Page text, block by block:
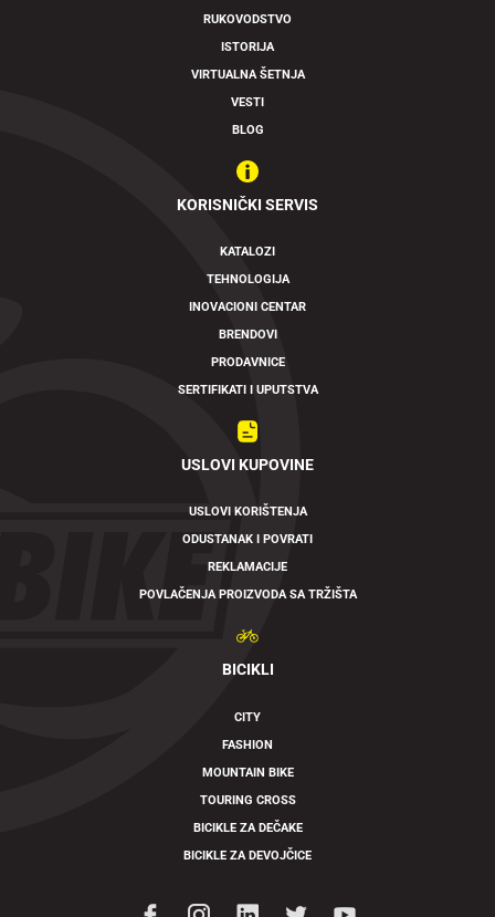
RUKOVODSTVO
ISTORIJA
VIRTUALNA ŠETNJA
VESTI
BLOG
KORISNIČKI SERVIS
KATALOZI
TEHNOLOGIJA
INOVACIONI CENTAR
BRENDOVI
PRODAVNICE
SERTIFIKATI I UPUTSTVA
USLOVI KUPOVINE
USLOVI KORIŠTENJA
ODUSTANAK I POVRATI
REKLAMACIJE
POVLAČENJA PROIZVODA SA TRŽIŠTA
BICIKLI
CITY
FASHION
MOUNTAIN BIKE
TOURING CROSS
BICIKLE ZA DEČAKE
BICIKLE ZA DEVOJČICE